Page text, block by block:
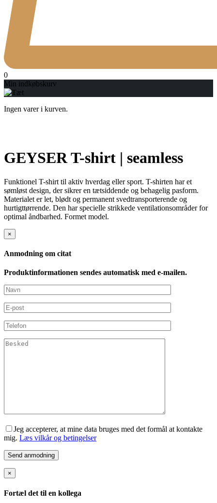
0
Min indkøbskurv
Ingen varer i kurven.
GEYSER T-shirt | seamless
Funktionel T-shirt til aktiv hverdag eller sport. T-shirten har et
sømløst design, der sikrer en tætsiddende og behagelig pasform.
Materialet er let, blødt og permanent svedtransporterende og
hurtigttørrende. Den har specielle strikkede ventilationsområder for
optimal åndbarhed. Formet model.
×
Anmodning om citat
Produktinformationen sendes automatisk med e-mailen.
Jeg accepterer, at mine data bruges med det formål at kontakte
mig. Læs vilkår og betingelser
×
Fortæl det til en kollega